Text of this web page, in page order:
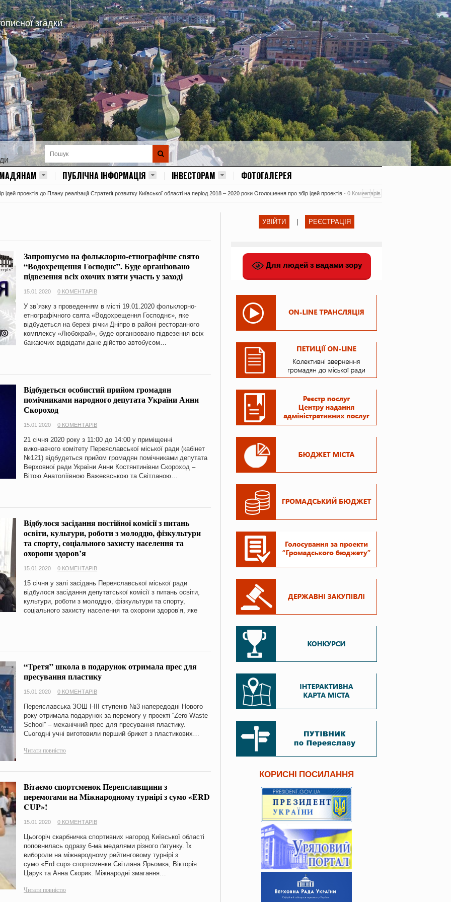
згадки
ПУБЛІЧНА ІНФОРМАЦІЯ ІНВЕСТОРАМ ФОТОГАЛЕРЕЯ
проектів до Плану реалізації Стратегії розвитку Київської області на період 2018 – 2020 роки Оголошення про збір ідей проектів - 0 Коментарів
Запрошуємо на фольклорно-етнографічне свято
“Водохрещення Господнє”. Буде організовано
підвезення всіх охочих взяти участь у заході
15.01.2020 0 КОМЕНТАРІВ
У зв`язку з проведенням в місті 19.01.2020 фольклорно-
етнографічного свята «Водохрещення Господнє», яке
відбудеться на березі річки Дніпро в районі ресторанного
комплексу «Любокрай», буде організовано підвезення всіх
бажаючих відвідати дане дійство автобусом…
Відбудеться особистий прийом громадян
помічниками народного депутата України Анни
Скороход
15.01.2020 0 КОМЕНТАРІВ
21 січня 2020 року з 11:00 до 14:00 у приміщенні
виконавчого комітету Переяславської міської ради (кабінет
№121) відбудеться прийом громадян помічниками депутата
Верховної ради України Анни Костянтинівни Скороход –
Вітою Анатоліївною Важеєвською та Світланою…
Відбулося засідання постійної комісії з питань
освіти, культури, роботи з молоддю, фізкультури
та спорту, соціального захисту населення та
охорони здоров’я
15.01.2020 0 КОМЕНТАРІВ
15 січня у залі засідань Переяславської міської ради
відбулося засідання депутатської комісії з питань освіти,
культури, роботи з молоддю, фізкультури та спорту,
соціального захисту населення та охорони здоров’я, яке
“Третя” школа в подарунок отримала прес для
пресування пластику
15.01.2020 0 КОМЕНТАРІВ
Переяславська ЗОШ І-ІІІ ступенів №3 напередодні Нового
року отримала подарунок за перемогу у проекті “Zero Waste
School” – механічний прес для пресування пластику.
Сьогодні учні виготовили перший брикет з пластикових…
Читати повністю
Вітаємо спортсменок Переяславщини з
перемогами на Міжнародному турнірі з сумо «ERD
CUP»!
15.01.2020 0 КОМЕНТАРІВ
Цьогоріч скарбничка спортивних нагород Київської області
поповнилась одразу 6-ма медалями різного ґатунку. Їх
вибороли на міжнародному рейтинговому турнірі з
сумо «Erd cup» спортсменки Світлана Ярьомка, Вікторія
Царук та Анна Скорик. Міжнародні змагання…
Читати повністю
УВІЙТИ РЕЄСТРАЦІЯ
Для людей з вадами зору
КОРИСНІ ПОСИЛАННЯ